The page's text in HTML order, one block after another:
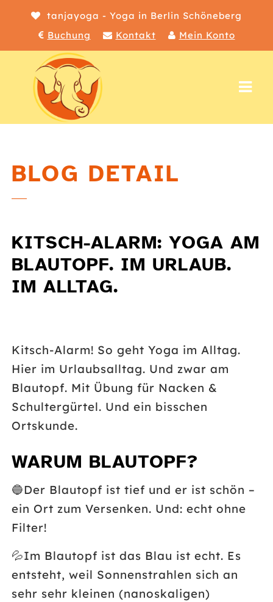
tanjayoga - Yoga in Berlin Schöneberg
Buchung
Kontakt Mein Konto
BLOG DETAIL
KITSCH-ALARM: YOGA AM
BLAUTOPF. IM URLAUB.
IM ALLTAG.
Kitsch-Alarm! So geht Yoga im Alltag.
Hier im Urlaubsalltag. Und zwar am
Blautopf. Mit Übung für Nacken &
Schultergürtel. Und ein bisschen
Ortskunde.
WARUM BLAUTOPF?
🔵Der Blautopf ist tief und er ist schön –
ein Ort zum Versenken. Und: echt ohne
Filter!
💦Im Blautopf ist das Blau ist echt. Es
entsteht, weil Sonnenstrahlen sich an
sehr sehr kleinen (nanoskaligen)